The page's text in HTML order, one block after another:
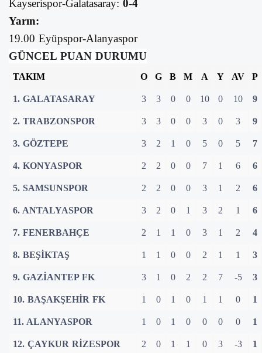
Kayserispor-Galatasaray: 0-4
Yarın:
19.00 Eyüpspor-Alanyaspor
GÜNCEL PUAN DURUMU
TAKIM O G B M A Y AV P
1. GALATASARAY 3 3 0 0 10 0 10 9
2. TRABZONSPOR 3 3 0 0 3 0 3 9
3. GÖZTEPE 3 2 1 0 5 0 5 7
4. KONYASPOR 2 2 0 0 7 1 6 6
5. SAMSUNSPOR 2 2 0 0 3 1 2 6
6. ANTALYASPOR 3 2 0 1 3 2 1 6
7. FENERBAHÇE 2 1 1 0 3 1 2 4
8. BEŞİKTAŞ 1 1 0 0 2 1 1 3
9. GAZİANTEP FK 3 1 0 2 2 7 -5 3
10. BAŞAKŞEHİR FK 1 0 1 0 1 1 0 1
11. ALANYASPOR 1 0 1 0 0 0 0 1
12. ÇAYKUR RİZESPOR 2 0 1 1 0 3 -3 1